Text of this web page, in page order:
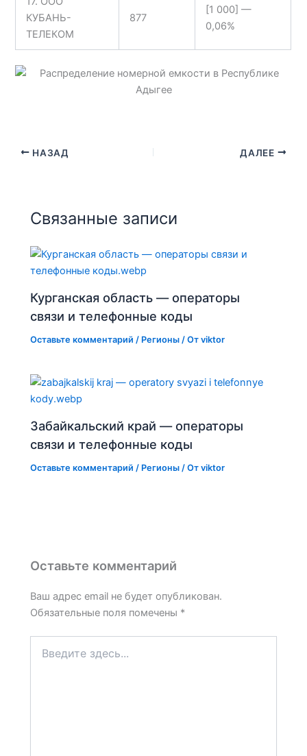
КУБАНЬ-
ТЕЛЕКОМ
877
[1 000] —
0,06%
НАЗАД ДАЛЕЕ
Связанные записи
Курганская область — операторы
связи и телефонные коды
Оставьте комментарий / Регионы / Отviktor
Забайкальский край — операторы
связи и телефонные коды
Оставьте комментарий / Регионы / Отviktor
Оставьте комментарий
Ваш адрес email не будет опубликован.
Обязательные поля помечены *
здесь...